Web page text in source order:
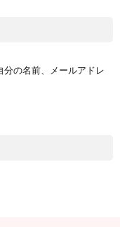
の名前、メールアドレ